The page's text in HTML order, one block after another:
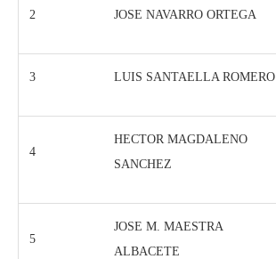
2 JOSE NAVARRO ORTEGA
3 LUIS SANTAELLA ROMERO
4
HECTOR MAGDALENO
SANCHEZ
5
JOSE M. MAESTRA
ALBACETE